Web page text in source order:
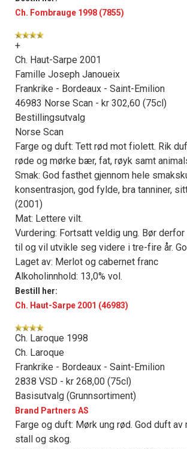
kan fritt velge hvilke du ønsker
tilsendt.
Ch. Fombrauge 1998 (7855)
+
Ch. Haut-Sarpe 2001
Famille Joseph Janoueix
Frankrike - Bordeaux - Saint-Emilion
46983 Norse Scan - kr 302,60 (75cl)
Bestillingsutvalg
Norse Scan
Farge og duft: Tett rød mot fiolett. Rik
røde og mørke bær, fat, røyk samt
Smak: God fasthet gjennom hele
konsentrasjon, god fylde, bra tanniner,
(2001)
Mat: Lettere vilt.
Vurdering: Fortsatt veldig ung. Bør
til og vil utvikle seg videre i tre-fire år.
Laget av: Merlot og cabernet franc
Alkoholinnhold: 13,0% vol.
Bestill her:
Ch. Haut-Sarpe 2001 (46983)
Ch. Laroque 1998
Ch. Laroque
Frankrike - Bordeaux - Saint-Emilion
2838 VSD - kr 268,00 (75cl)
Basisutvalg (Grunnsortiment)
Brand Partners AS
Farge og duft: Mørk ung rød. God duft
stall og skog.